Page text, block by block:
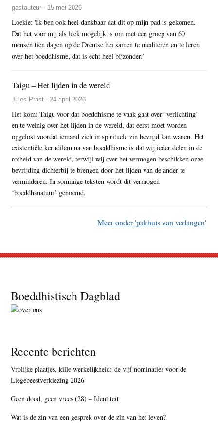
gastauteur - 15 mei 2026
Loekie: 'Ik ben ook heel dankbaar dat dit op mijn pad is gekomen.
Dat het voor mij als leek mogelijk is om met een groep van 60
mensen tien dagen op de Drentse hei samen te mediteren en te leren
over het boeddhisme, dat is echt heel bijzonder.’
Taigu – Het lijden in de wereld
Jules Prast - 24 april 2026
Het komt Taigu voor dat boeddhisme te vaak gaat over ‘verlichting’
en te weinig over het lijden in de wereld, dat eerst moet worden
opgelost voordat iemand zich in spirituele zin bevrijd kan wanen. Het
existentiële kerndilemma van boeddhisme is dat wij ieder delen in de
rotheid van de wereld, terwijl wij over het vermogen beschikken onze
bevrijding dichterbij te brengen door het lijden van de ander te
verminderen. In sommige teksten wordt dit vermogen
‘boeddhanatuur’ genoemd.
Meer onder 'pakhuis van verlangen'
Footer
Boeddhistisch Dagblad
Recente berichten
Vrolijke plaatjes, kille werkelijkheid: de vijf nominaties voor de
Liegebeestverkiezing 2026
Geen dood, geen vrees (28) – Identiteit
Wat is de zin van een gesprek over de zin van het leven?